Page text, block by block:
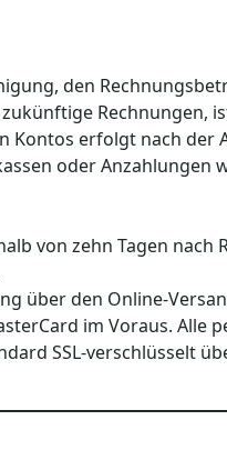
den
Rechnungen,
Kontos erfolgt nach der
oder Anzahlungen
von zehn Tagen
über den Online-
im Voraus. Alle
SSL-verschlüsselt